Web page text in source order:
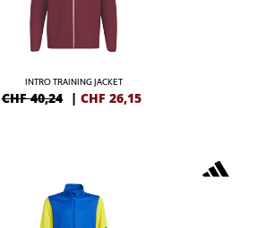
INTRO TRAINING JACKET
CHF 40,24 | CHF 26,15